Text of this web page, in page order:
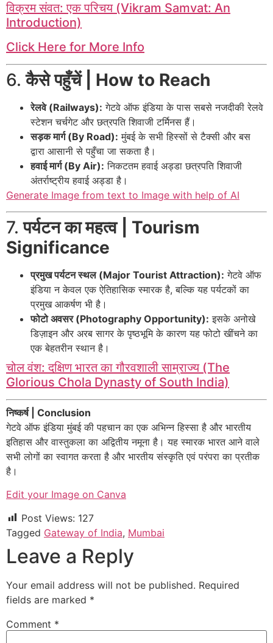
विक्रम संवत: एक परिचय (Vikram Samvat: An
Introduction)
Click Here for More Info
6.कैसे पहुँचें | How to Reach
रेलवे (Railways): गेटवे ऑफ इंडिया के पास सबसे नजदीकी रेलवे
स्टेशन चर्चगेट और छत्रपति शिवाजी टर्मिनस हैं।
सड़क मार्ग (By Road): मुंबई के सभी हिस्सों से टैक्सी और बस
द्वारा आसानी से पहुँचा जा सकता है।
हवाई मार्ग (By Air): निकटतम हवाई अड्डा छत्रपति शिवाजी
अंतर्राष्ट्रीय हवाई अड्डा है।
Generate Image from text to Image with help of AI
7.पर्यटन का महत्व | Tourism
Significance
प्रमुख पर्यटन स्थल (Major Tourist Attraction): गेटवे ऑफ
इंडिया न केवल एक ऐतिहासिक स्मारक है, बल्कि यह पर्यटकों का
प्रमुख आकर्षण भी है।
फोटो अवसर (Photography Opportunity): इसके अनोखे
डिज़ाइन और अरब सागर के पृष्ठभूमि के कारण यह फोटो खींचने का
एक बेहतरीन स्थान है।
चोल वंश: दक्षिण भारत का गौरवशाली साम्राज्य (The
Glorious Chola Dynasty of South India)
निष्कर्ष | Conclusion
गेटवे ऑफ इंडिया मुंबई की पहचान का एक अभिन्न हिस्सा है और भारतीय
इतिहास और वास्तुकला का अद्वितीय नमूना है। यह स्मारक भारत आने वाले
सभी लोगों का स्वागत करता है और भारतीय संस्कृति एवं परंपरा का प्रतीक
है।
Edit your Image on Canva
Post Views: 127
Tagged Gateway of India, Mumbai
Leave a Reply
Your email address will not be published. Required
fields are marked *
Comment *